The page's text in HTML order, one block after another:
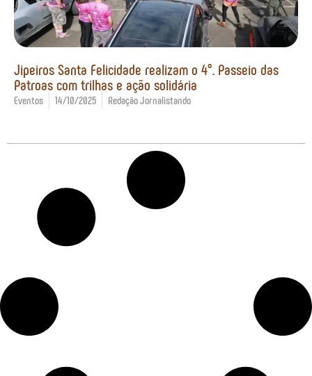
Jipeiros Santa Felicidade realizam o 4°. Passeio das
Patroas com trilhas e ação solidária
Eventos 14/10/2025 Redação Jornalistando